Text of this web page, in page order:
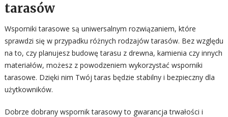
tarasów
Wsporniki tarasowe są uniwersalnym rozwiązaniem, które
sprawdzi się w przypadku różnych rodzajów tarasów. Bez względu
na to, czy planujesz budowę tarasu z drewna, kamienia czy innych
materiałów, możesz z powodzeniem wykorzystać wsporniki
tarasowe. Dzięki nim Twój taras będzie stabilny i bezpieczny dla
użytkowników.
Dobrze dobrany wspornik tarasowy to gwarancja trwałości i